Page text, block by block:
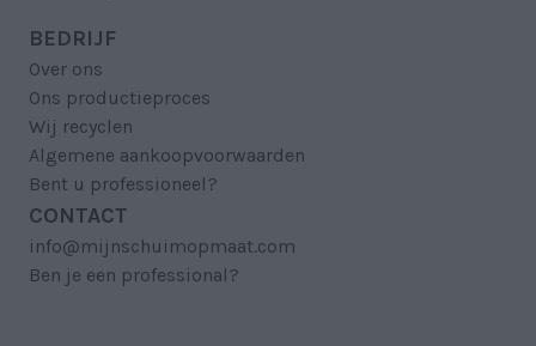
BEDRIJF
Over ons
Ons productieproces
Wij recyclen
Algemene aankoopvoorwaarden
Bent u professioneel?
CONTACT
info@mijnschuimopmaat.com
Ben je een professional?